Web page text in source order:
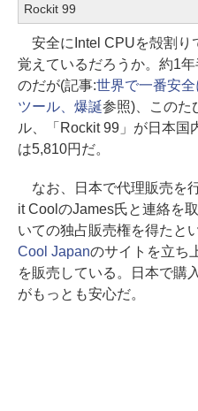
Rockit 99
安全にIntel CPUを殻割り
覚えているだろうか。約1
のだが(記事:世界で一番安
ツール、爆誕参照)、このた
ル、「Rockit 99」が日本国
は5,810円だ。
なお、日本で代理販売を
it CoolのJames氏と連絡を
いての独占販売権を得たと
Cool Japanのサイトを立ち
を販売している。日本で購
がもっとも安心だ。